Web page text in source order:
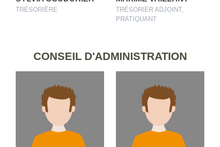
TRÉSORIÈRE
TRÉSORIER ADJOINT,
PRATIQUANT
CONSEIL D'ADMINISTRATION